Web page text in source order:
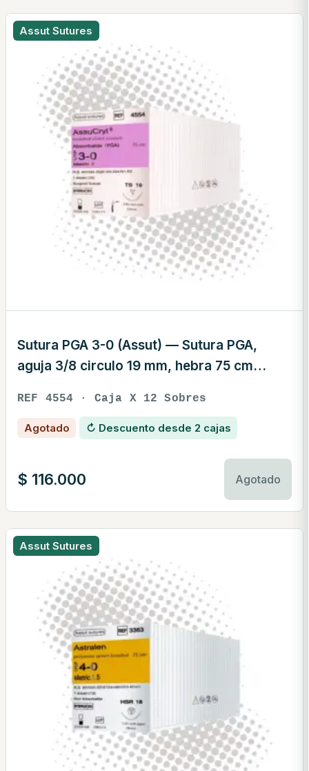
Assut Sutures
Sutura PGA 3-0 (Assut) — Sutura PGA,
aguja 3/8 circulo 19 mm, hebra 75 cm
REF 4554 · Caja X 12 Sobres
Agotado ↻ Descuento desde 2 cajas
$ 116.000 Agotado
Assut Sutures